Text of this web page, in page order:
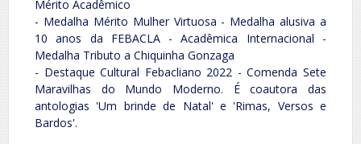
Mérito Acadêmico
- Medalha Mérito Mulher Virtuosa - Medalha alusiva a
10 anos da FEBACLA - Acadêmica Internacional -
Medalha Tributo a Chiquinha Gonzaga
- Destaque Cultural Febacliano 2022 - Comenda Sete
Maravilhas do Mundo Moderno. É coautora das
antologias 'Um brinde de Natal' e 'Rimas, Versos e
Bardos'.